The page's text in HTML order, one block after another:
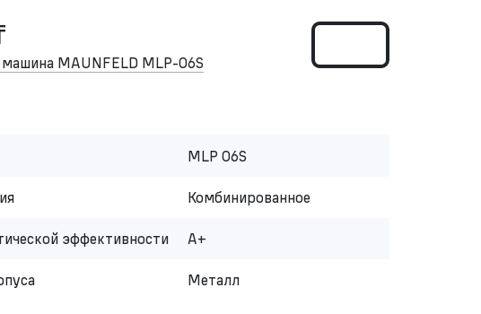
MAUNFELD MLP-06S
MLP 06S
Комбинированное
эффективности A+
Металл